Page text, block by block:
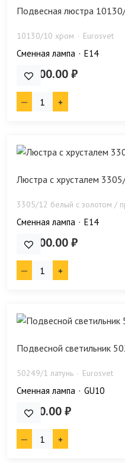
Подвесная люстра
10130/10 хром Eurosvet
Сменная лампа E14
52 400.00 ₽
Люстра с хрусталем
3305/12 белый с золотом /
Сменная лампа E14
68 300.00 ₽
Подвесной светильник
50249/1 латунь Eurosvet
Сменная лампа GU10
6 880.00 ₽